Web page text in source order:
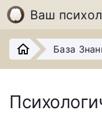
Ваш
База